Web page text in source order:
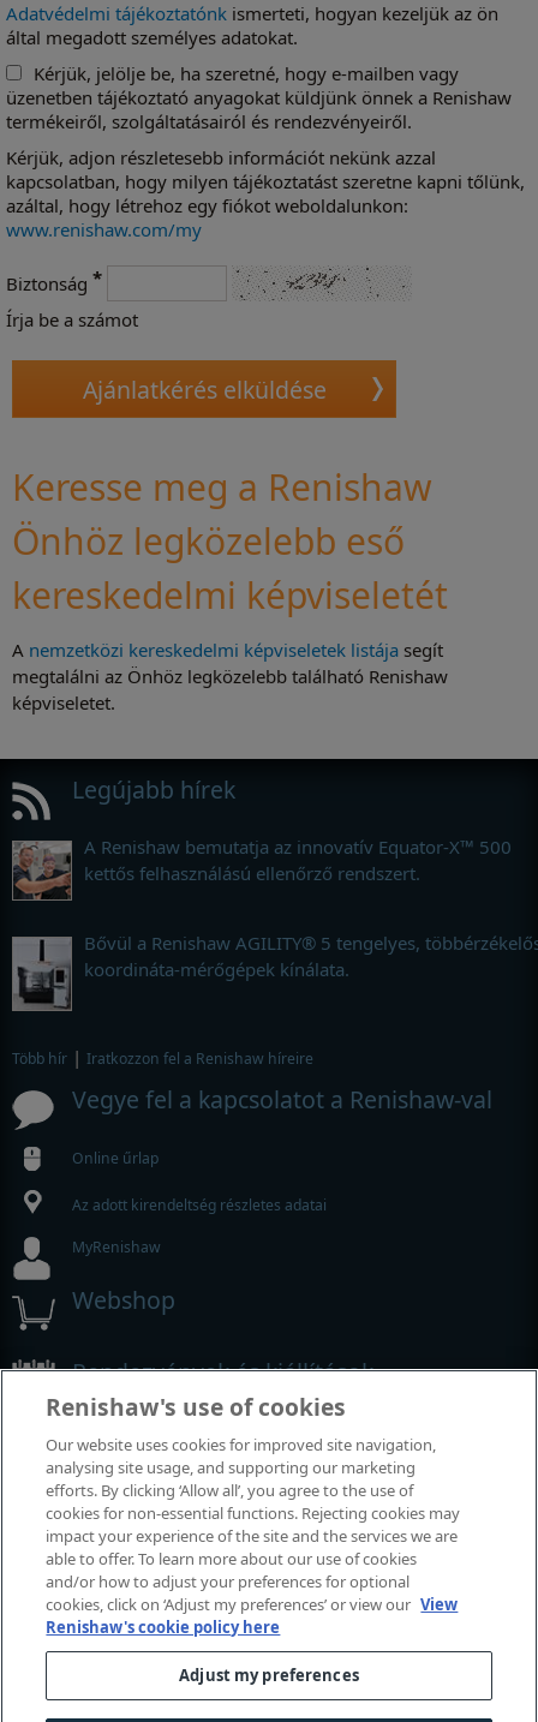
Adatvédelmi tájékoztatónk ismerteti, hogyan kezeljük az ön
által megadott személyes adatokat.
Kérjük, jelölje be, ha szeretné, hogy e-mailben vagy
üzenetben tájékoztató anyagokat küldjünk önnek a Renishaw
termékeiről, szolgáltatásairól és rendezvényeiről.
Kérjük, adjon részletesebb információt nekünk azzal
kapcsolatban, hogy milyen tájékoztatást szeretne kapni tőlünk,
azáltal, hogy létrehoz egy fiókot weboldalunkon:
www.renishaw.com/my
Biztonság *
Írja be a számot
Keresse meg a Renishaw
Önhöz legközelebb eső
kereskedelmi képviseletét
A nemzetközi kereskedelmi képviseletek listája segít
megtalálni az Önhöz legközelebb található Renishaw
képviseletet.
Legújabb hírek
A Renishaw bemutatja az innovatív Equator-X™ 500
kettős felhasználású ellenőrző rendszert.
Bővül a Renishaw AGILITY® 5 tengelyes,
koordináta-mérőgépek kínálata.
Több hír | Iratkozzon fel a Renishaw híreire
Vegye fel a kapcsolatot a Renishaw-val
Online űrlap
Az adott kirendeltség részletes adatai
MyRenishaw
Webshop
Rendezvények és kiállítások
© 2001–2026 Renishaw plc. Minden jog fenntartva.
Renishaw's use of cookies
Our website uses cookies for improved site navigation,
analysing site usage, and supporting our marketing
efforts. By clicking ‘Allow all’, you agree to the use of
cookies for non-essential functions. Rejecting cookies may
impact your experience of the site and the services we are
able to offer. To learn more about our use of cookies
and/or how to adjust your preferences for optional
cookies, click on ‘Adjust my preferences’ or view our View
Renishaw's cookie policy here
Adjust my preferences